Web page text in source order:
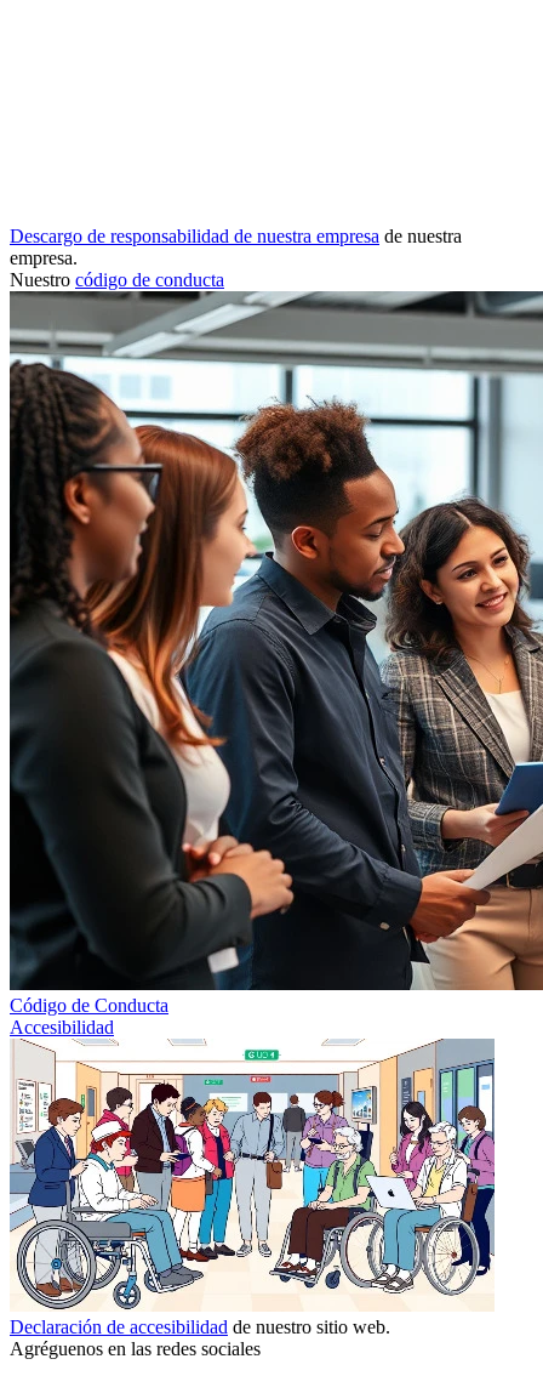
Descargo de responsabilidad de nuestra empresa de nuestra
empresa.
Nuestro código de conducta
Código de Conducta
Accesibilidad
Declaración de accesibilidad de nuestro sitio web.
Agréguenos en las redes sociales